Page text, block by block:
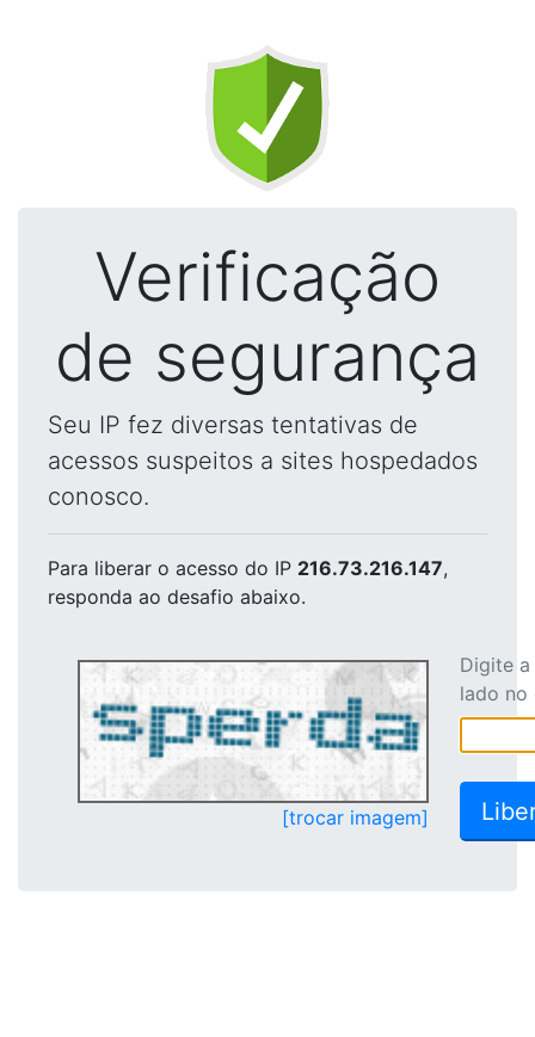
Verificação
de segurança
Seu IP fez diversas tentativas de
acessos suspeitos a sites hospedados
conosco.
Para liberar o acesso do IP 216.73.216.147,
responda ao desafio abaixo.
[trocar imagem]
Digite
lado no